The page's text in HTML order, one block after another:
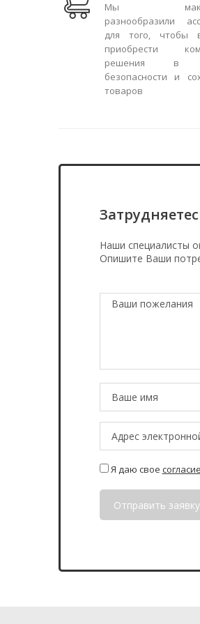
Мы
разнообразили
для того, чтобы
приобрести
решения в
безопасности и
товаров
Наши специалисты
Опишите Ваши
Я даю свое согласие